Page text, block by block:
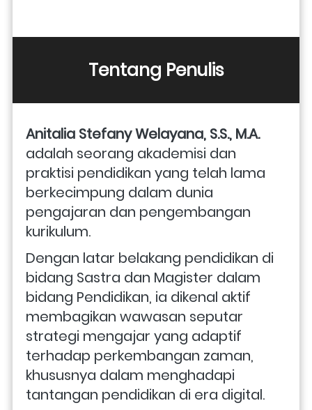
Tentang Penulis
Anitalia Stefany Welayana, S.S., M.A.
adalah seorang akademisi dan
praktisi pendidikan yang telah lama
berkecimpung dalam dunia
pengajaran dan pengembangan
kurikulum.
Dengan latar belakang pendidikan di
bidang Sastra dan Magister dalam
bidang Pendidikan, ia dikenal aktif
membagikan wawasan seputar
strategi mengajar yang adaptif
terhadap perkembangan zaman,
khususnya dalam menghadapi
tantangan pendidikan di era digital.